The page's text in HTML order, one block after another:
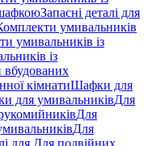
Запасні деталі для
умивальників
умивальників із
із
вбудованих
кімнатиШафки для
для умивальниківДля
Для
Для
для Для подвійних